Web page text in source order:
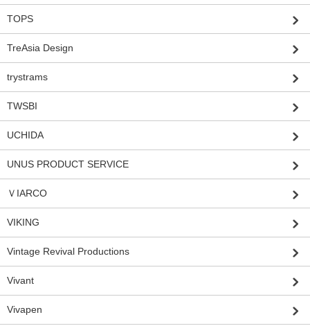
TOPS
TreAsia Design
trystrams
TWSBI
UCHIDA
UNUS PRODUCT SERVICE
ＶIARCO
VIKING
Vintage Revival Productions
Vivant
Vivapen